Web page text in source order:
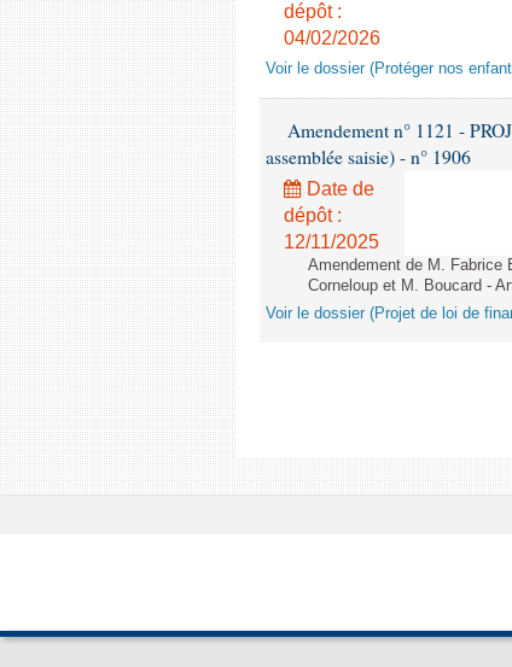
dépôt :
04/02/2026
Voir le dossier (Protéger nos
Amendement n° 1121 -
assemblée saisie) - n° 1906
Date de
dépôt :
12/11/2025
Amendement de M. Fabrice
Corneloup et M. Boucard -
Voir le dossier (Projet de loi de